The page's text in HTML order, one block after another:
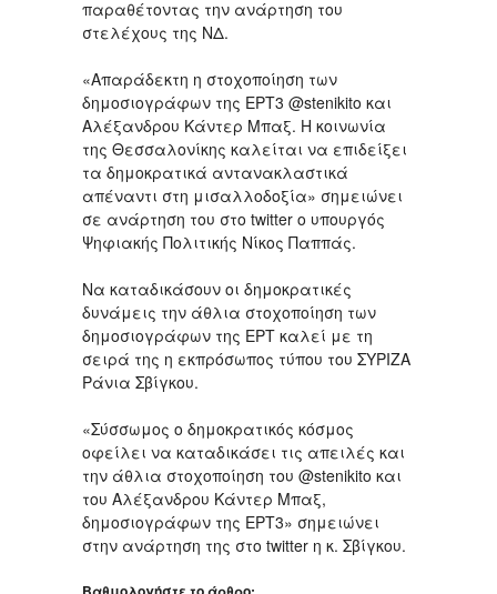
παραθέτοντας την ανάρτηση του
στελέχους της ΝΔ.
«Απαράδεκτη η στοχοποίηση των
δημοσιογράφων της ΕΡΤ3 @stenikito και
Αλέξανδρου Κάντερ Μπαξ. Η κοινωνία
της Θεσσαλονίκης καλείται να επιδείξει
τα δημοκρατικά αντανακλαστικά
απέναντι στη μισαλλοδοξία» σημειώνει
σε ανάρτηση του στο twitter ο υπουργός
Ψηφιακής Πολιτικής Νίκος Παππάς.
Να καταδικάσουν οι δημοκρατικές
δυνάμεις την άθλια στοχοποίηση των
δημοσιογράφων της ΕΡΤ καλεί με τη
σειρά της η εκπρόσωπος τύπου του ΣΥΡΙΖΑ
Ράνια Σβίγκου.
«Σύσσωμος ο δημοκρατικός κόσμος
οφείλει να καταδικάσει τις απειλές και
την άθλια στοχοποίηση του @stenikito και
του Αλέξανδρου Κάντερ Μπαξ,
δημοσιογράφων της ΕΡΤ3» σημειώνει
στην ανάρτηση της στο twitter η κ. Σβίγκου.